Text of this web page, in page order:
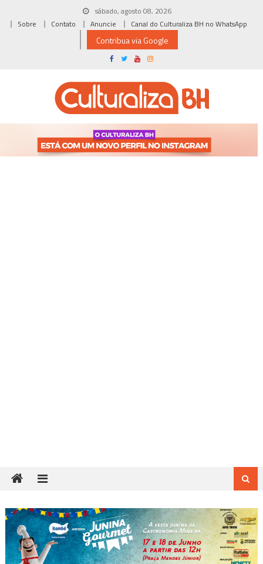
sábado, agosto 08, 2026
Sobre
Contato Anuncie Canal do Culturaliza BH no WhatsApp
Contribua via Google